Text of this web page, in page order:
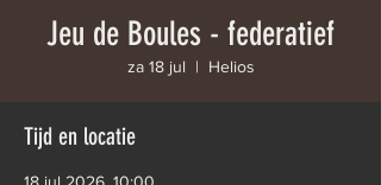
Jeu de Boules - federatief
za 18 jul
  |
Helios
Tijd en locatie